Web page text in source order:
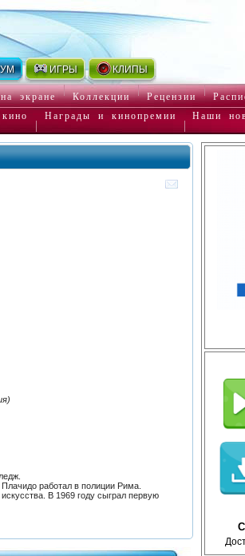
ИГРЫ КЛИПЫ
экране Коллекции Рецензии
Награды и кинопремии Наши
работал в полиции Рима.
В 1969 году сыграл первую